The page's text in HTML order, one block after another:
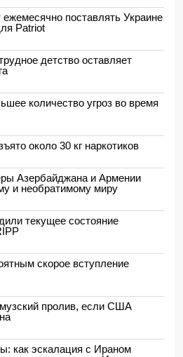
поставлять Украине
Patriot
детство оставляет
количество угроз во время
около 30 кг наркотиков
Азербайджана и Армении
и необратимому миру
текущее состояние
скорое вступление
пролив, если США
как эскалация с Ираном